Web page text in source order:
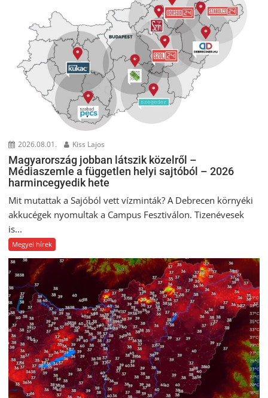
2026.08.01. Kiss Lajos
Magyarország jobban látszik közelről –
Médiaszemle a független helyi sajtóból – 2026
harmincegyedik hete
Mit mutattak a Sajóból vett vízminták? A Debrecen környéki
akkucégek nyomultak a Campus Fesztiválon. Tizenévesek
is...
Megyei hírek